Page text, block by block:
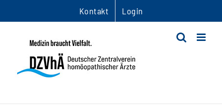
Inhalt
Kontakt Login